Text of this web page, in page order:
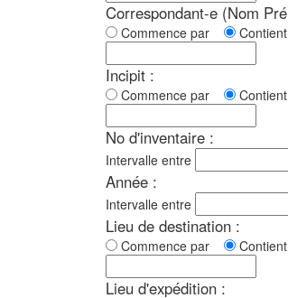
Correspondant-e (Nom
Commence par Contient
Incipit :
Commence par Contient
No d'inventaire :
Intervalle entre
Année :
Intervalle entre
Lieu de destination :
Commence par Contient
Lieu d'expédition :